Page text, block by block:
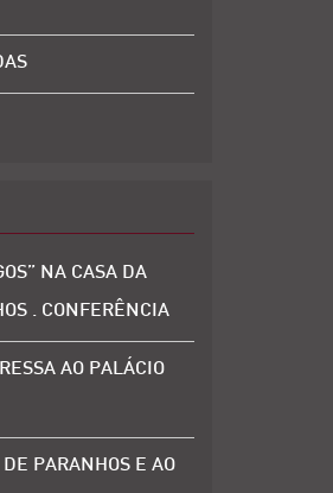
NA CASA DA
. CONFERÊNCIA
AO PALÁCIO
PARANHOS E AO